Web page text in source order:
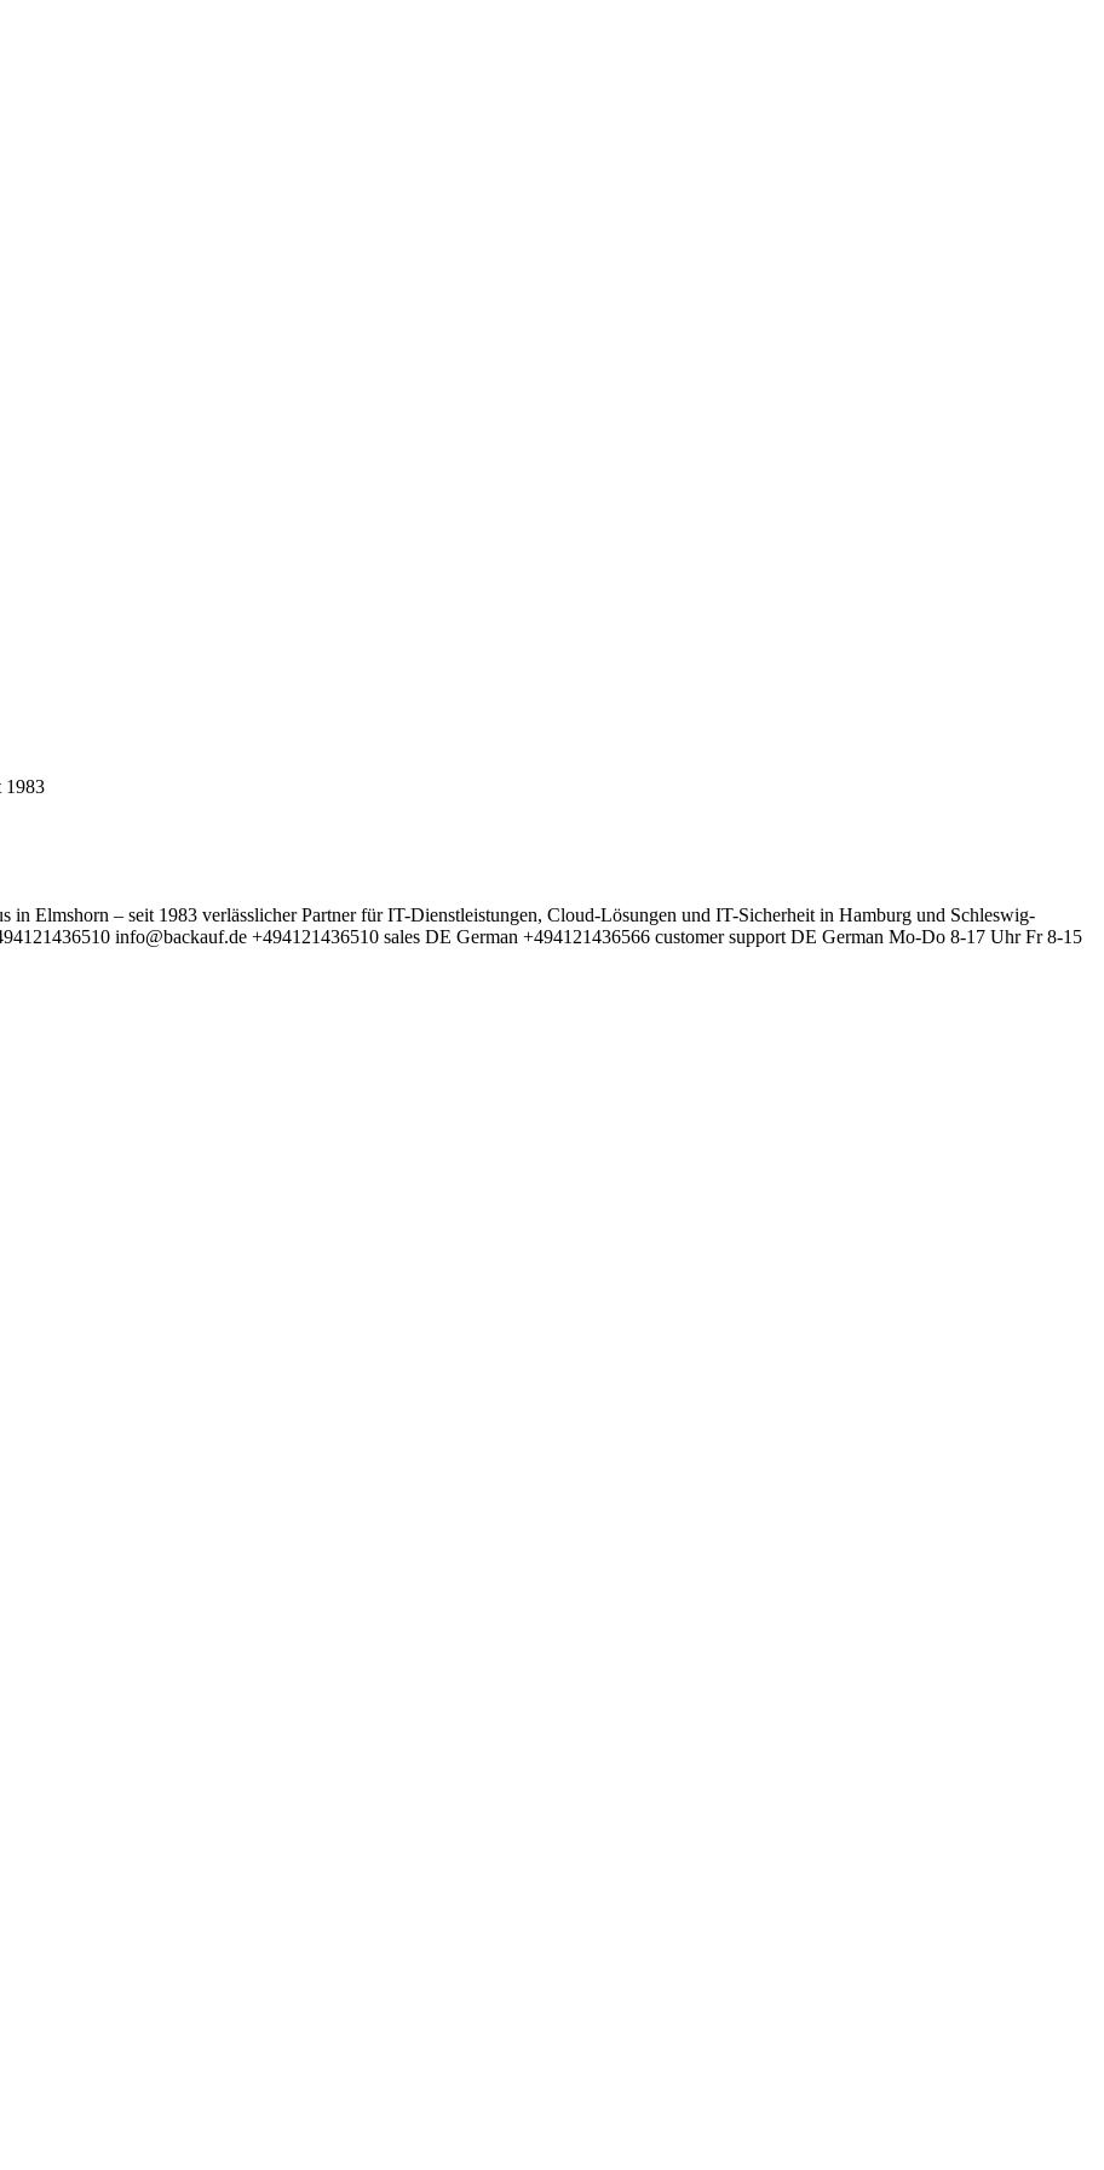
1983
in Elmshorn – seit 1983 verlässlicher Partner für IT-Dienstleistungen, Cloud-Lösungen und IT-Sicherheit in Hamburg und Schleswig-
info@backauf.de +494121436510 sales DE German +494121436566 customer support DE German Mo-Do 8-17 Uhr Fr 8-15